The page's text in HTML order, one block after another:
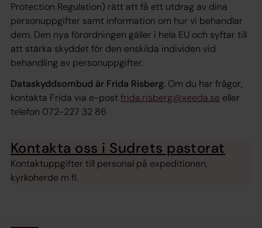
Protection Regulation) rätt att få ett utdrag av dina
personuppgifter samt information om hur vi behandlar
dem. Den nya förordningen gäller i hela EU och syftar till
att stärka skyddet för den enskilda individen vid
behandling av personuppgifter.
Dataskyddsombud är Frida Risberg. Om du har frågor,
kontakta Frida via e-postfrida.risberg@xeeda.se eller
telefon 072-227 32 86
Kontakta oss i Sudrets pastorat
Kontaktuppgifter till personal på expeditionen,
kyrkoherde m fl.